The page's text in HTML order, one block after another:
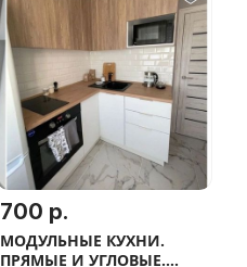
700 р.
МОДУЛЬНЫЕ КУХНИ.
ПРЯМЫЕ И УГЛОВЫЕ.